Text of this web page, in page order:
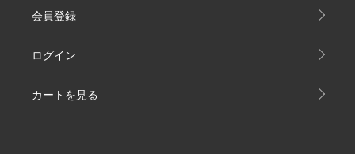
会員登録
ログイン
カートを見る